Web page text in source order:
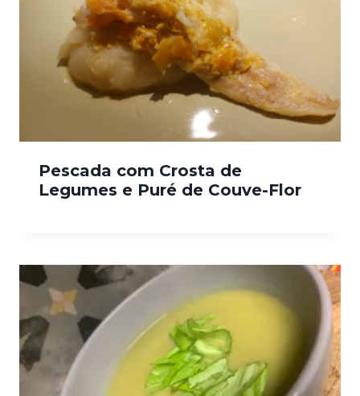
Pescada com Crosta de
Legumes e Puré de Couve-Flor